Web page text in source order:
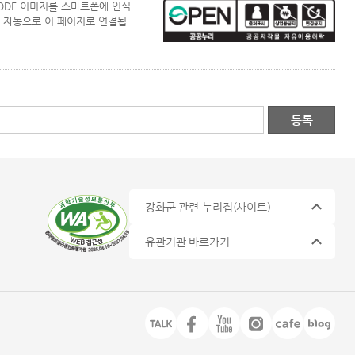
이미지를 스마트폰에 인식
자동으로 이 페이지로 연결됩
강화군 관련 누리집(사이트)
유관기관 바로가기